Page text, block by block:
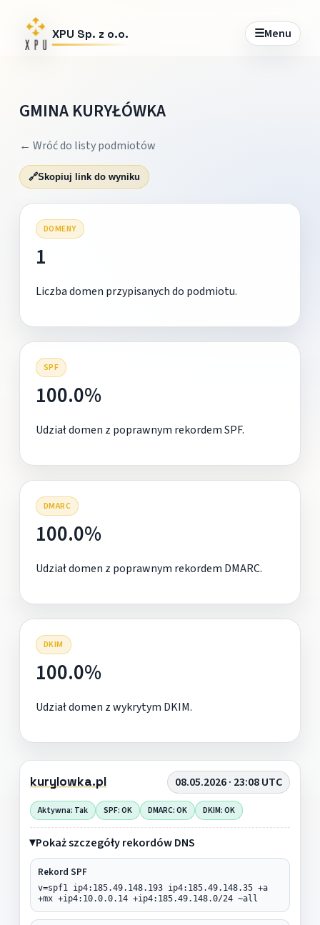
XPU Sp. z o.o. ☰Menu
GMINA KURYŁÓWKA
← Wróć do listy podmiotów
🔗Skopiuj link do wyniku
DOMENY
1
Liczba domen przypisanych do podmiotu.
SPF
100.0%
Udział domen z poprawnym rekordem SPF.
DMARC
100.0%
Udział domen z poprawnym rekordem DMARC.
DKIM
100.0%
Udział domen z wykrytym DKIM.
kurylowka.pl 08.05.2026 · 23:08 UTC
Aktywna: Tak SPF: OK DMARC: OK DKIM: OK
Pokaż szczegóły rekordów DNS
Rekord SPF
v=spf1 ip4:185.49.148.193 ip4:185.49.148.35 +a
+mx +ip4:10.0.0.14 +ip4:185.49.148.0/24 ~all